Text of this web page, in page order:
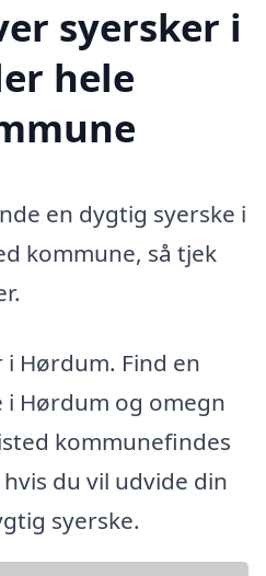
syersker i
hele
en dygtig syerske i
kommune, så tjek
Hørdum. Find en
i Hørdum og omegn
kommunefindes
du vil udvide din
syerske.